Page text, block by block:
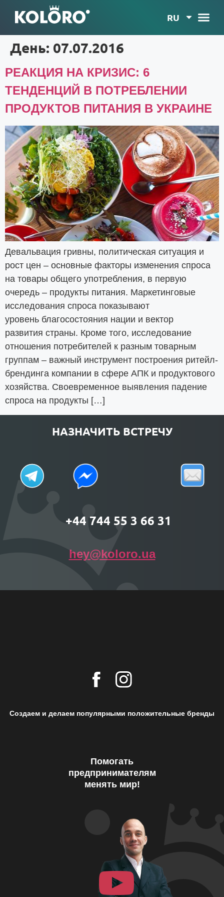
RU
День: 07.07.2016
РЕАКЦИЯ НА КРИЗИС: 6
ТЕНДЕНЦИЙ В ПОТРЕБЛЕНИИ
ПРОДУКТОВ ПИТАНИЯ В УКРАИНЕ
Девальвация гривны, политическая ситуация и
рост цен – основные факторы изменения спроса
на товары общего употребления, в первую
очередь – продукты питания. Маркетинговые
исследования спроса показывают
уровень благосостояния нации и вектор
развития страны. Кроме того, исследование
отношения потребителей к разным товарным
группам – важный инструмент построения ритейл-
брендинга компании в сфере АПК и продуктового
хозяйства. Своевременное выявления падение
спроса на продукты […]
НАЗНАЧИТЬ ВСТРЕЧУ
+44 744 55 3 66 31
hey@koloro.ua
Создаем и делаем популярными положительные бренды
Помогать
предпринимателям
менять мир!